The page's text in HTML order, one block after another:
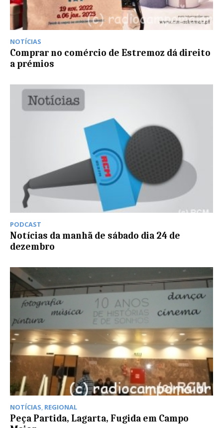
NOTÍCIAS
Comprar no comércio de Estremoz dá direito
a prémios
PODCAST
Notícias da manhã de sábado dia 24 de
dezembro
NOTÍCIAS, REGIONAL
Peça Partida, Lagarta, Fugida em Campo